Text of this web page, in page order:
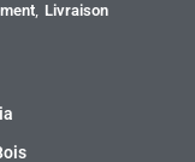
Livraison